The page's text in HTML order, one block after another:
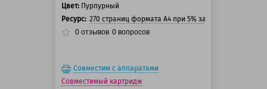
Цвет: Пурпурный
Ресурс: 270 страниц формата А4 при 5% заполнении
0 отзывов 0 вопросов
Совместим с аппаратами
Совместимый картридж